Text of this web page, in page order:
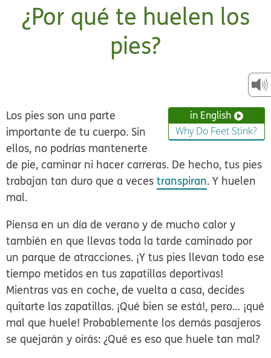
biblioteca
¿Por qué te huelen los
pies?
in English
Why Do Feet Stink?
Los pies son una parte
importante de tu cuerpo. Sin
ellos, no podrías mantenerte
de pie, caminar ni hacer carreras. De hecho, tus pies
trabajan tan duro que a vecestranspiran. Y huelen
mal.
Piensa en un día de verano y de mucho calor y
también en que llevas toda la tarde caminado por
un parque de atracciones. ¡Y tus pies llevan todo ese
tiempo metidos en tus zapatillas deportivas!
Mientras vas en coche, de vuelta a casa, decides
quitarte las zapatillas. ¡Qué bien se está!, pero… ¡qué
mal que huele! Probablemente los demás pasajeros
se quejarán y oirás: ¿Qué es eso que huele tan mal?